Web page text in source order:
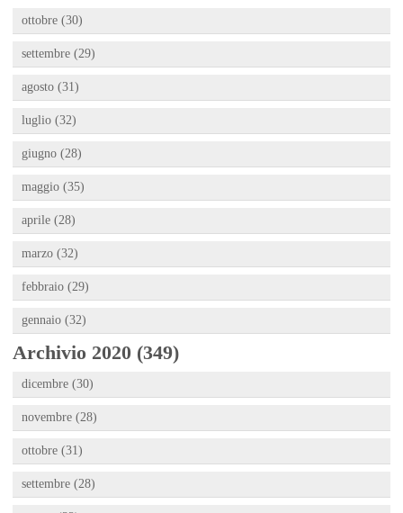
ottobre (30)
settembre (29)
agosto (31)
luglio (32)
giugno (28)
maggio (35)
aprile (28)
marzo (32)
febbraio (29)
gennaio (32)
Archivio 2020 (349)
dicembre (30)
novembre (28)
ottobre (31)
settembre (28)